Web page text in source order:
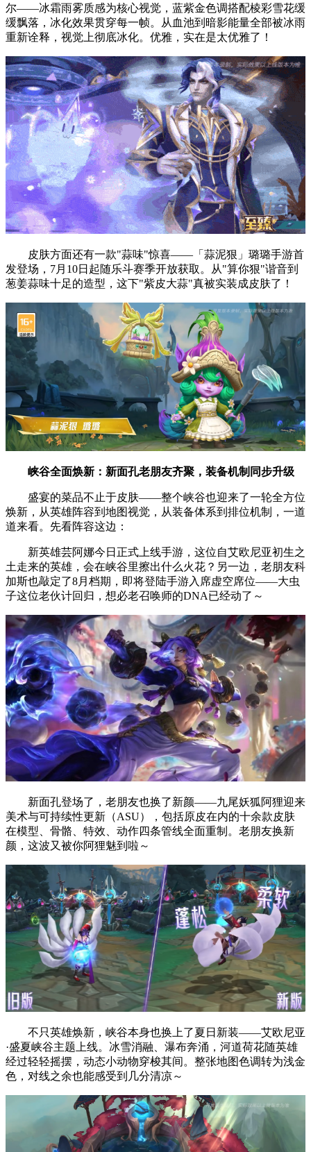
尔——冰霜雨雾质感为核心视觉，蓝紫金色调搭配棱彩雪花缓
缓飘落，冰化效果贯穿每一帧。从血池到暗影能量全部被冰雨
重新诠释，视觉上彻底冰化。优雅，实在是太优雅了！
皮肤方面还有一款"蒜味"惊喜——「蒜泥狠」璐璐手游首
发登场，7月10日起随乐斗赛季开放获取。从"算你狠"谐音到
葱姜蒜味十足的造型，这下"紫皮大蒜"真被实装成皮肤了！
峡谷全面焕新：新面孔老朋友齐聚，装备机制同步升级
盛宴的菜品不止于皮肤——整个峡谷也迎来了一轮全方位
焕新，从英雄阵容到地图视觉，从装备体系到排位机制，一道
道来看。先看阵容这边：
新英雄芸阿娜今日正式上线手游，这位自艾欧尼亚初生之
土走来的英雄，会在峡谷里擦出什么火花？另一边，老朋友科
加斯也敲定了8月档期，即将登陆手游入席虚空席位——大虫
子这位老伙计回归，想必老召唤师的DNA已经动了～
新面孔登场了，老朋友也换了新颜——九尾妖狐阿狸迎来
美术与可持续性更新（ASU），包括原皮在内的十余款皮肤
在模型、骨骼、特效、动作四条管线全面重制。老朋友换新
颜，这波又被你阿狸魅到啦～
不只英雄焕新，峡谷本身也换上了夏日新装——艾欧尼亚
·盛夏峡谷主题上线。冰雪消融、瀑布奔涌，河道荷花随英雄
经过轻轻摇摆，动态小动物穿梭其间。整张地图色调转为浅金
色，对线之余也能感受到几分清凉～